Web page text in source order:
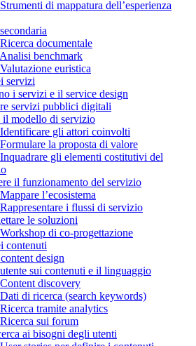
di mappatura dell’esperienza
documentale
benchmark
euristica
servizi
i servizi e il service design
servizi pubblici digitali
modello di servizio
gli attori coinvolti
la proposta di valore
gli elementi costitutivi del
il funzionamento del servizio
l’ecosistema
i flussi di servizio
le soluzioni
di co-progettazione
contenuti
design
sui contenuti e il linguaggio
discovery
di ricerca (search keywords)
tramite analytics
sui forum
ai bisogni degli utenti